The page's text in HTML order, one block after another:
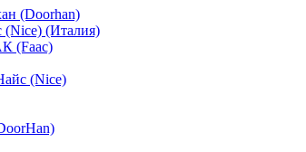
(Doorhan)
(Италия)
(Faac)
(Nice)